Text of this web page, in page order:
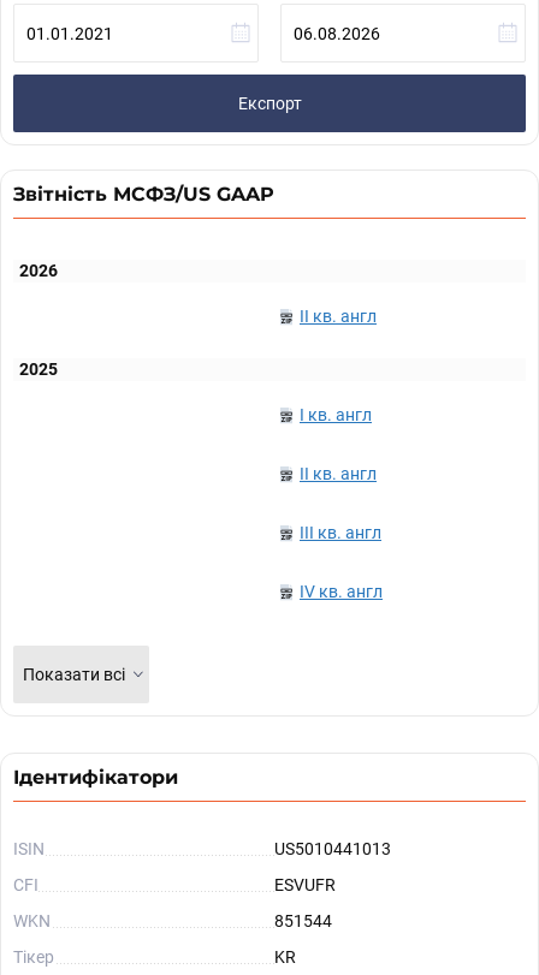
Експорт
Звітність МСФЗ/US GAAP
2026
II кв. англ
2025
I кв. англ
II кв. англ
III кв. англ
IV кв. англ
Показати всі
Ідентифікатори
ISIN
US5010441013
CFI
ESVUFR
WKN
851544
Тікер
KR